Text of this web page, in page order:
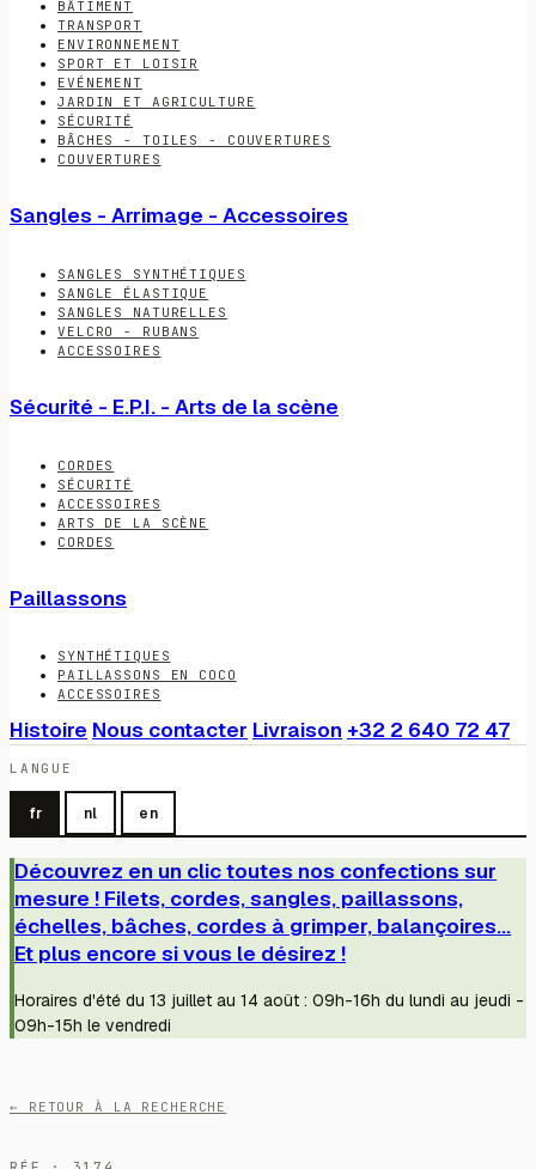
BÂTIMENT
TRANSPORT
ENVIRONNEMENT
SPORT ET LOISIR
EVÉNEMENT
JARDIN ET AGRICULTURE
SÉCURITÉ
BÂCHES - TOILES - COUVERTURES
COUVERTURES
Sangles - Arrimage - Accessoires
SANGLES SYNTHÉTIQUES
SANGLE ÉLASTIQUE
SANGLES NATURELLES
VELCRO - RUBANS
ACCESSOIRES
Sécurité - E.P.I. - Arts de la scène
CORDES
SÉCURITÉ
ACCESSOIRES
ARTS DE LA SCÈNE
CORDES
Paillassons
SYNTHÉTIQUES
PAILLASSONS EN COCO
ACCESSOIRES
Histoire Nous contacter Livraison +32 2 640 72 47
LANGUE
fr nl en
Découvrez en un clic toutes nos confections sur
mesure ! Filets, cordes, sangles, paillassons,
échelles, bâches, cordes à grimper, balançoires...
Et plus encore si vous le désirez !
Horaires d'été du 13 juillet au 14 août : 09h-16h du lundi au jeudi -
09h-15h le vendredi
← RETOUR À LA RECHERCHE